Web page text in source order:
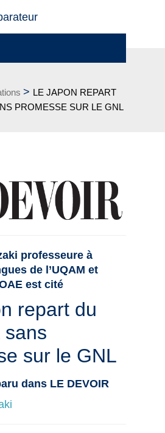
> LE JAPON REPART
PROMESSE SUR LE GNL
professeure à
de l’UQAM et
est cité
repart du
sans
sur le GNL
dans LE DEVOIR